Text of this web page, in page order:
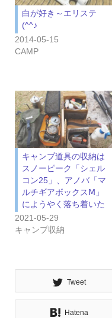
白が好き～エリステ
(^^♪
2014-05-15
CAMP
キャンプ道具の収納は
スノーピーク「シェル
コン25」、アノバ「マ
ルチギアボックスⅯ」
にようやく落ち着いた
2021-05-29
キャンプ収納
Tweet
Hatena